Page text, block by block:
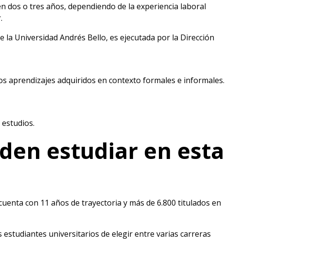
o tres años, dependiendo de la experiencia laboral
la Universidad Andrés Bello, es ejecutada por la Dirección
aprendizajes adquiridos en contexto formales e informales.
estudiar en esta
con 11 años de trayectoria y más de 6.800 titulados en
estudiantes universitarios de elegir entre varias carreras